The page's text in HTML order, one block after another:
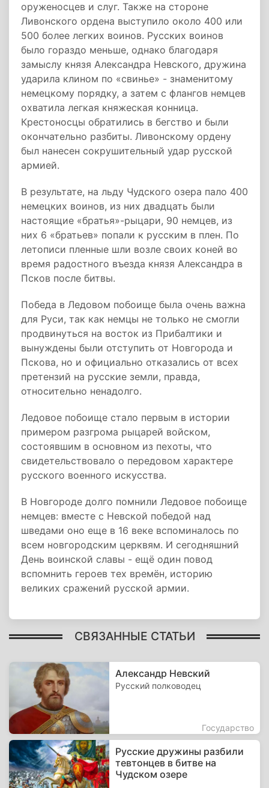
оруженосцев и слуг. Также на стороне
Ливонского ордена выступило около 400 или
500 более легких воинов. Русских воинов
было гораздо меньше, однако благодаря
замыслу князя Александра Невского, дружина
ударила клином по «свинье» - знаменитому
немецкому порядку, а затем с флангов немцев
охватила легкая княжеская конница.
Крестоносцы обратились в бегство и были
окончательно разбиты. Ливонскому ордену
был нанесен сокрушительный удар русской
армией.
В результате, на льду Чудского озера пало 400
немецких воинов, из них двадцать были
настоящие «братья»-рыцари, 90 немцев, из
них 6 «братьев» попали к русским в плен. По
летописи пленные шли возле своих коней во
время радостного въезда князя Александра в
Псков после битвы.
Победа в Ледовом побоище была очень важна
для Руси, так как немцы не только не смогли
продвинуться на восток из Прибалтики и
вынуждены были отступить от Новгорода и
Пскова, но и официально отказались от всех
претензий на русские земли, правда,
относительно ненадолго.
Ледовое побоище стало первым в истории
примером разгрома рыцарей войском,
состоявшим в основном из пехоты, что
свидетельствовало о передовом характере
русского военного искусства.
В Новгороде долго помнили Ледовое побоище
немцев: вместе с Невской победой над
шведами оно еще в 16 веке вспоминалось по
всем новгородским церквям. И сегодняшний
День воинской славы - ещё один повод
вспомнить героев тех времён, историю
великих сражений русской армии.
СВЯЗАННЫЕ СТАТЬИ
Александр Невский
Русский полководец
Государство
Русские дружины разбили
тевтонцев в битве на
Чудском озере